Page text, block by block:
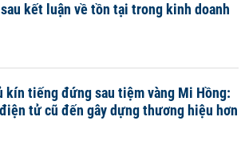
kết luận về tồn tại trong kinh doanh
kín tiếng đứng sau tiệm vàng Mi Hồng:
tử cũ đến gây dựng thương hiệu hơn